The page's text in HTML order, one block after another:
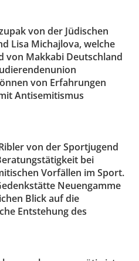
von der Jüdischen
Lisa Michajlova, welche
von Makkabi Deutschland
von Erfahrungen
Antisemitismus
von der Sportjugend
bei
Vorfällen im Sport.
Neuengamme
Blick auf die
Entstehung des